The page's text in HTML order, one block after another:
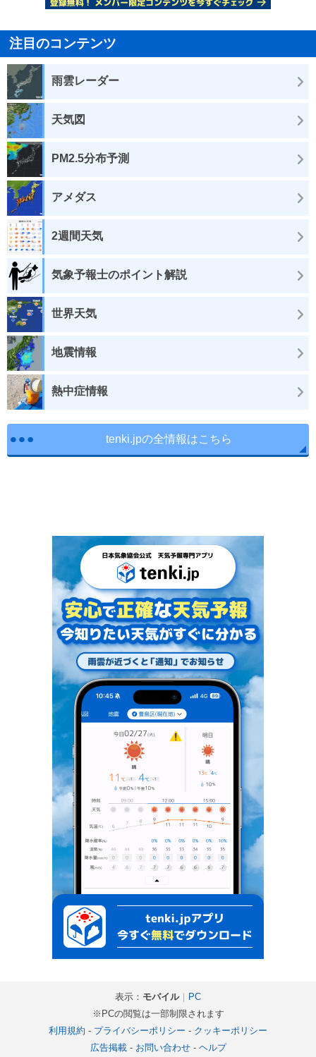
注目のコンテンツ
雨雲レーダー
天気図
PM2.5分布予測
アメダス
2週間天気
気象予報士のポイント解説
世界天気
地震情報
熱中症情報
tenki.jpの全情報はこちら
表示： モバイル｜ PC
※PCの閲覧は一部制限されます
利用規約 - プライバシーポリシー - クッキーポリシー
広告掲載- お問い合わせ- ヘルプ